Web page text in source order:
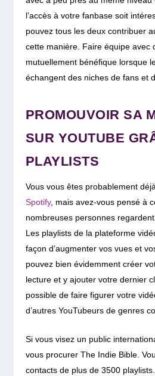
l’accès à votre fanbase soit
pouvez tous les deux contribuer
cette manière. Faire équipe avec
mutuellement bénéfique lorsque
échangent des niches de fans et
PROMOUVOIR SA
SUR YOUTUBE
PLAYLISTS
Vous vous êtes probablement
Spotify, mais avez-vous pensé à
nombreuses personnes
Les playlists de la plateforme
façon d’augmenter vos vues et
pouvez bien évidemment créer
lecture et y ajouter votre dernier
possible de faire figurer votre
d’autres YouTubeurs de genres
Si vous visez un public
vous procurer The Indie Bible.
contacts de plus de 3500